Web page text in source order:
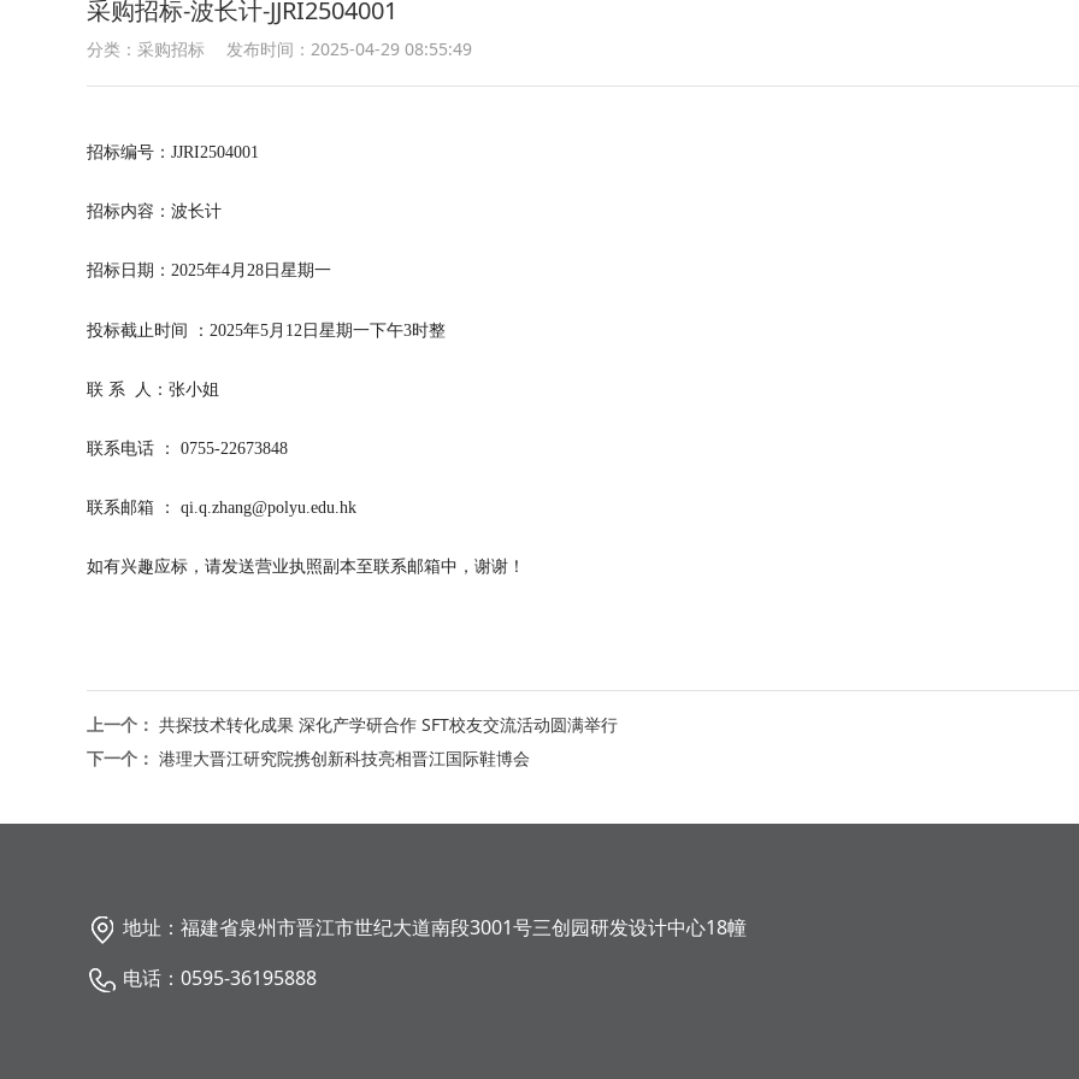
采购招标-波长计-JJRI2504001
分类：采购招标 发布时间：2025-04-29 08:55:49
招标编号：JJRI2504001
招标内容：波长计
招标日期：2025年4月28日星期一
投标截止时间 ：2025年5月12日星期一下午3时整
联 系 人：张小姐
联系电话 ： 0755-22673848
联系邮箱 ： qi.q.zhang@polyu.edu.hk
如有兴趣应标，请发送营业执照副本至联系邮箱中，谢谢！
上一个： 共探技术转化成果 深化产学研合作 SFT校友交流活动圆满举行
下一个： 港理大晋江研究院携创新科技亮相晋江国际鞋博会
地址：福建省泉州市晋江市世纪大道南段3001号三创园研发设计中心18幢
电话：0595-36195888